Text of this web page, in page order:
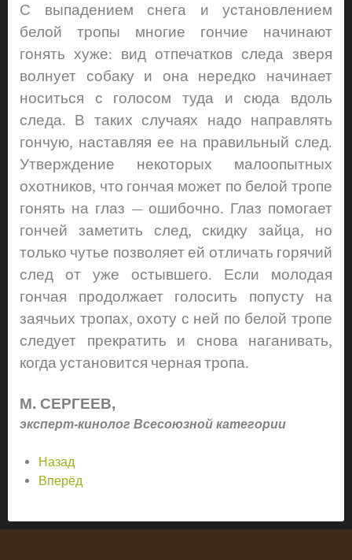
С выпадением снега и установлением
белой тропы многие гончие начинают
гонять хуже: вид отпечатков следа зверя
волнует собаку и она нередко начинает
носиться с голосом туда и сюда вдоль
следа. В таких случаях надо направлять
гончую, наставляя ее на правильный след.
Утверждение некоторых малоопытных
охотников, что гончая может по белой тропе
гонять на глаз — ошибочно. Глаз помогает
гончей заметить след, скидку зайца, но
только чутье позволяет ей отличать горячий
след от уже остывшего. Если молодая
гончая продолжает голосить попусту на
заячьих тропах, охоту с ней по белой тропе
следует прекратить и снова наганивать,
когда установится черная тропа.
М. СЕРГЕЕВ,
эксперт-кинолог Всесоюзной категории
Назад
Вперёд